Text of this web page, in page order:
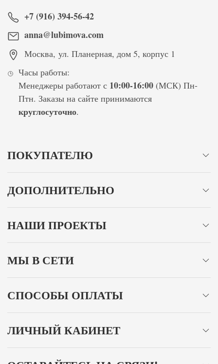
+7 (916) 394-56-42
anna@lubimova.com
Москва, ул. Планерная, дом 5, корпус 1
Часы работы:
Менеджеры работают с 10:00-16:00(МСК) Пн-
Птн. Заказы на сайте принимаются
круглосуточно.
ПОКУПАТЕЛЮ
ДОПОЛНИТЕЛЬНО
НАШИ ПРОЕКТЫ
МЫ В СЕТИ
СПОСОБЫ ОПЛАТЫ
ЛИЧНЫЙ КАБИНЕТ